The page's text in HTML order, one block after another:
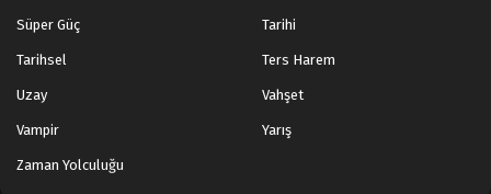
Süper Güç Tarihi
Tarihsel Ters Harem
Uzay Vahşet
Vampir Yarış
Zaman Yolculuğu